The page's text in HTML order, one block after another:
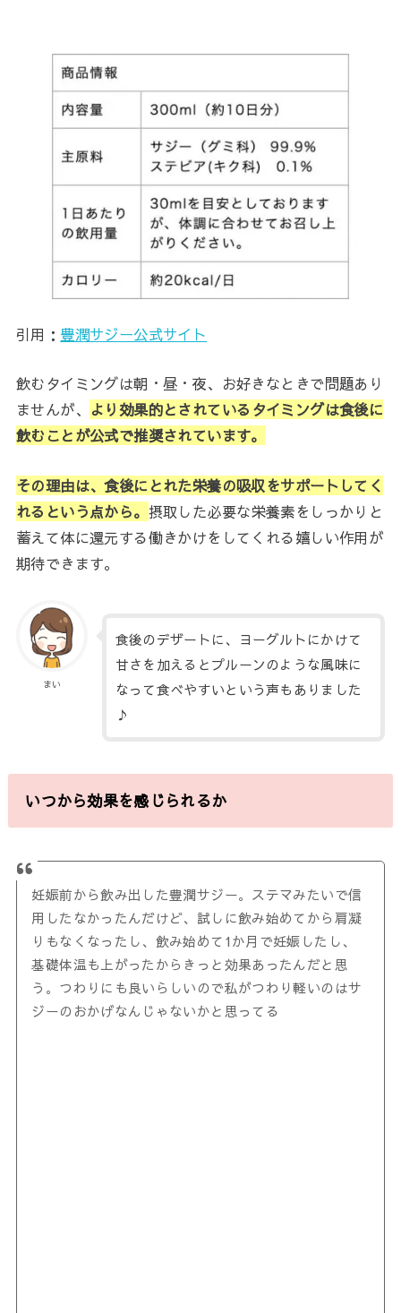
引用： 豊潤サジー公式サイト
飲むタイミングは朝・昼・夜、お好きなときで問題あり
ませんが、 より効果的とされているタイミングは食後に
飲むことが公式で推奨されています。
その理由は、食後にとれた栄養の吸収をサポートしてく
れるという点から。 摂取した必要な栄養素をしっかりと
蓄えて体に還元する働きかけをしてくれる嬉しい作用が
期待できます。
まい
食後のデザートに、ヨーグルトにかけて
甘さを加えるとプルーンのような風味に
なって食べやすいという声もありました
♪
いつから効果を感じられるか
妊娠前から飲み出した豊潤サジー。ステマみたいで信
用したなかったんだけど、試しに飲み始めてから肩凝
りもなくなったし、飲み始めて1か月で妊娠したし、
基礎体温も上がったからきっと効果あったんだと思
う。つわりにも良いらしいので私がつわり軽いのはサ
ジーのおかげなんじゃないかと思ってる